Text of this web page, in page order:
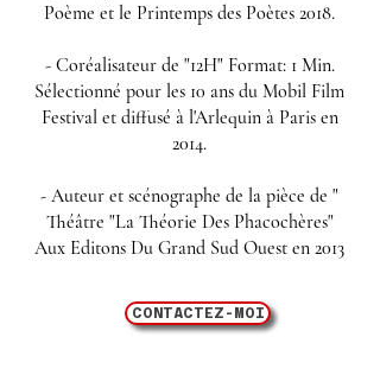
Poème et le Printemps des Poètes 2018.
- Coréalisateur de "12H" Format: 1 Min.
Sélectionné pour les 10 ans du Mobil Film
Festival et diffusé à l'Arlequin à Paris en
2014.
- Auteur et scénographe de la pièce de "
Théâtre "La Théorie Des Phacochères"
Aux Editons Du Grand Sud Ouest en 2013
CONTACTEZ-MOI